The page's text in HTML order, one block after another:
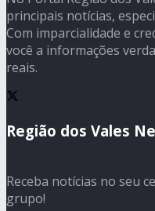
principais notícias,
Com imparcialidade e
você a informações
reais.
Região dos Vales
Receba notícias no seu
grupo!